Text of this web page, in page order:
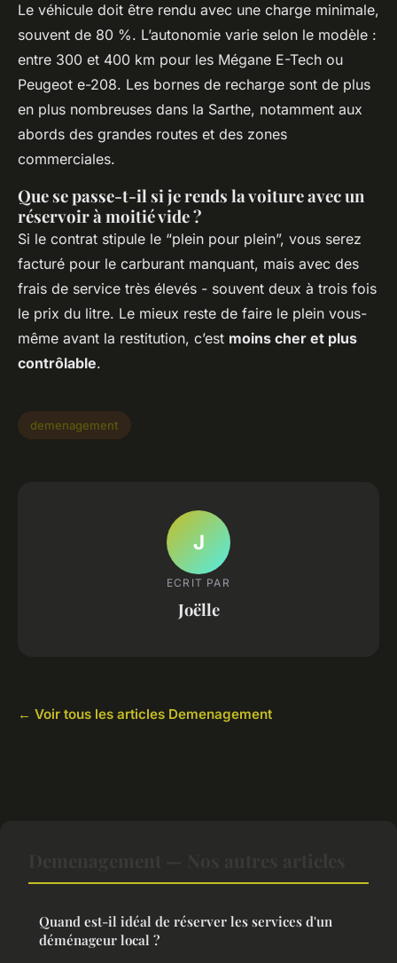
Le véhicule doit être rendu avec une charge minimale,
souvent de 80 %. L’autonomie varie selon le modèle :
entre 300 et 400 km pour les Mégane E-Tech ou
Peugeot e-208. Les bornes de recharge sont de plus
en plus nombreuses dans la Sarthe, notamment aux
abords des grandes routes et des zones
commerciales.
Que se passe-t-il si je rends la voiture avec un
réservoir à moitié vide ?
Si le contrat stipule le “plein pour plein”, vous serez
facturé pour le carburant manquant, mais avec des
frais de service très élevés - souvent deux à trois fois
le prix du litre. Le mieux reste de faire le plein vous-
même avant la restitution, c’est moins cher et plus
contrôlable.
demenagement
J
ECRIT PAR
Joëlle
← Voir tous les articles Demenagement
Quand est-il idéal de réserver les services d'un
déménageur local ?